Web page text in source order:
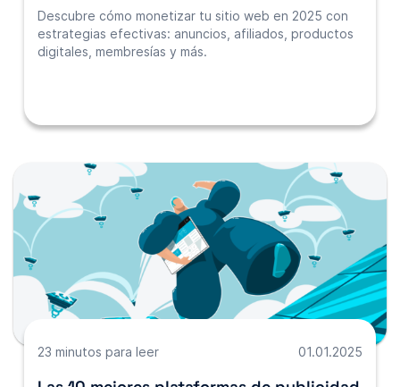
Descubre cómo monetizar tu sitio web en 2025 con
estrategias efectivas: anuncios, afiliados, productos
digitales, membresías y más.
23 minutos para leer 01.01.2025